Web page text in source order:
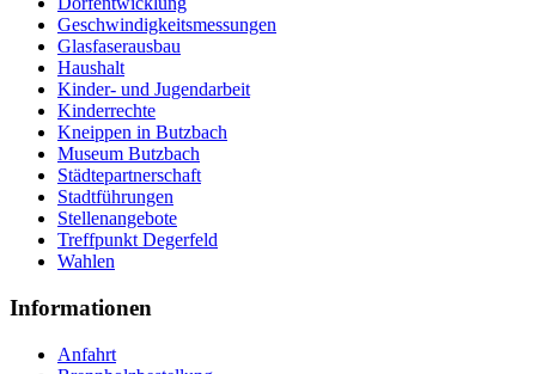
Geschwindigkeitsmessungen
Glasfaserausbau
Haushalt
Kinder- und Jugendarbeit
Kinderrechte
Kneippen in Butzbach
Museum Butzbach
Städtepartnerschaft
Stadtführungen
Stellenangebote
Treffpunkt Degerfeld
Wahlen
Informationen
Anfahrt